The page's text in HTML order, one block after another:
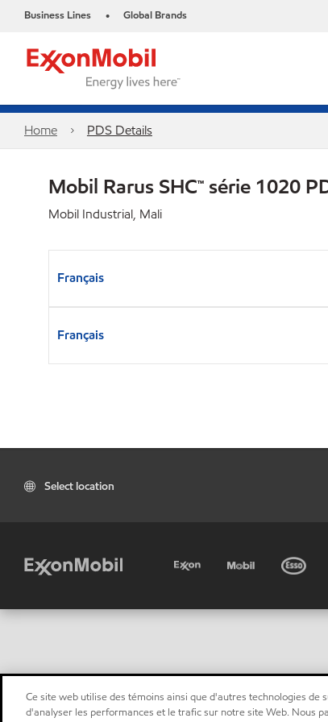
Business Lines • Global Brands
Home PDS Details
Mobil Rarus SHC™ série 1020
Mobil Industrial, Mali
Français
Français
Select location
Ce site web utilise des témoins ainsi que d'autres technologies
d'analyser les performances et le trafic sur notre site Web. Nous